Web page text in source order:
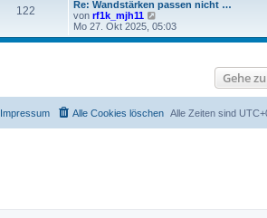
r
a
r
B
e
i
122
Re: Wandstärken passen nicht …
von rf1k_mjh11
e
u
e
Mo 27. Okt 2025, 05:03
Gehe zu
Alle Zeiten sind
Alle Cookies löschen
Impressum